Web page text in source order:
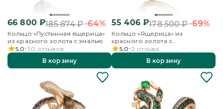
66 800₽185 874₽-64%
Кольцо «Пустынная ящерица»
из красного золота с эмалью
5.0 30 отзывов
В корзину
55 406₽178 500₽-69%
Кольцо «Ящерица» из
красного золота с
хризолитами и цитринами
5.0 2 отзыва
В корзину